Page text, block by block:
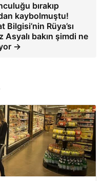
bırakıp
kaybolmuştu!
Bilgisi’nin Rüya’sı
Asyalı bakın şimdi ne
→